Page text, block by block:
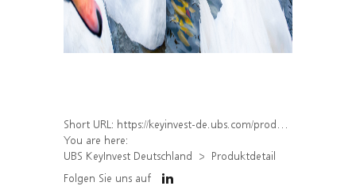
Short URL: https://keyinvest-de.ubs.com/produkt/detail/index/isin/DE000WA83RY9
You are here:
UBS KeyInvest Deutschland
Produktdetail
Folgen Sie uns auf